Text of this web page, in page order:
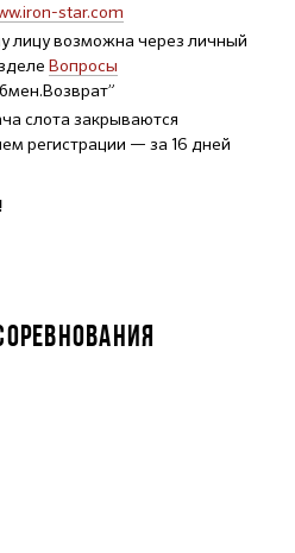
star.com
лицу возможна через личный
Вопросы
слота закрываются
регистрации — за 16 дней